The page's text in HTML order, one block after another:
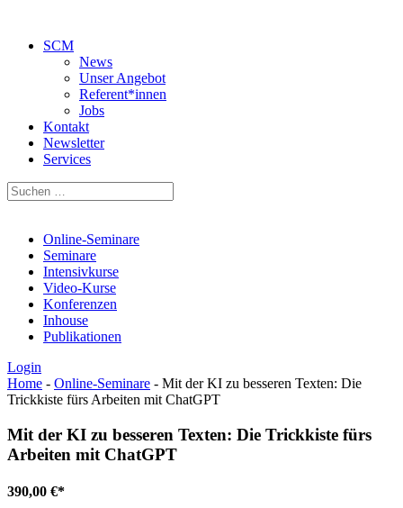
SCM
News
Unser Angebot
Referent*innen
Jobs
Kontakt
Newsletter
Services
Suchen
nach:
Online-Seminare
Seminare
Intensivkurse
Video-Kurse
Konferenzen
Inhouse
Publikationen
Login
Home - Online-Seminare - Mit der KI zu besseren Texten: Die
Trickkiste fürs Arbeiten mit ChatGPT
Mit der KI zu besseren Texten: Die Trickkiste fürs
Arbeiten mit ChatGPT
390,00 €*